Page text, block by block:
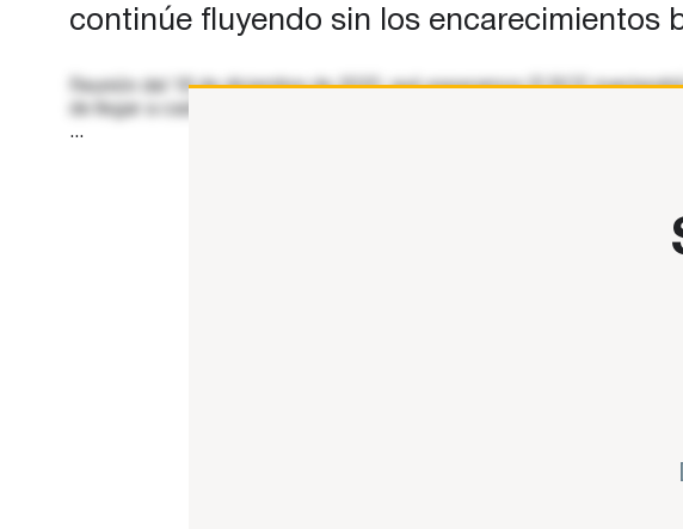
continúe fluyendo sin los encarecimientos
Reunión del 18 de diciembre de 2025: qué esperamos El BCE
...